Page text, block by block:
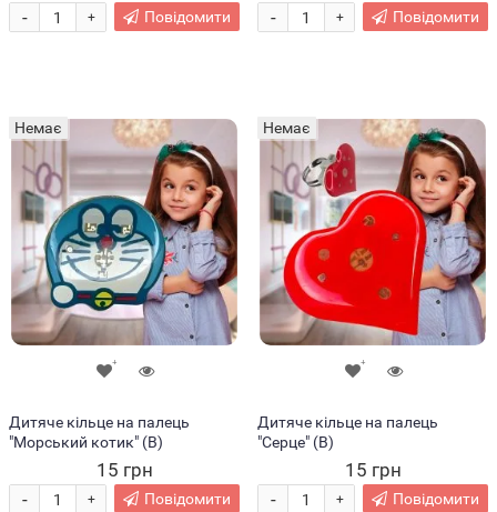
+
- Повідомити +
- Повідомити
Немає
Дитяче кільце на палець
"Морський котик" (В)
15 грн
+
- Повідомити
Немає
Дитяче кільце на палець
"Серце" (В)
15 грн
+
- Повідомити